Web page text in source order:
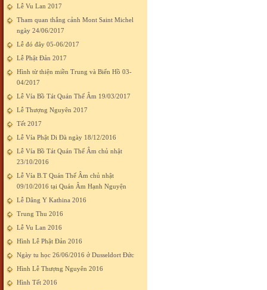
Lễ Vu Lan 2017
Tham quan thắng cảnh Mont Saint Michel
ngày 24/06/2017
Lễ đó đây 05-06/2017
Lễ Phật Đản 2017
Hình từ thiện miền Trung và Biển Hồ 03-
04/2017
Lễ Vía Bồ Tát Quán Thế Âm 19/03/2017
Lễ Thượng Nguyên 2017
Tết 2017
Lễ Vía Phật Di Đà ngày 18/12/2016
Lễ Vía Bồ Tát Quán Thế Âm chủ nhật
23/10/2016
Lễ Vía B.T Quán Thế Âm chủ nhật
09/10/2016 tại Quán Âm Hạnh Nguyện
Lễ Dâng Y Kathina 2016
Trung Thu 2016
Lễ Vu Lan 2016
Hình Lễ Phật Đản 2016
Ngày tu học 26/06/2016 ở Dusseldort Đức
Hình Lễ Thượng Nguyên 2016
Hình Tết 2016